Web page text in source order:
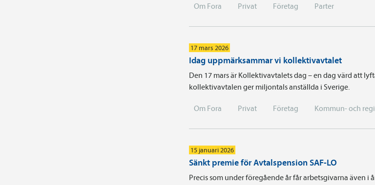
Om Fora Privat Företag Parter
17 mars 2026
Idag uppmärksammar vi kollektivavtalet
Den 17 mars är Kollektivavtalets dag – en dag värd att
kollektivavtalen ger miljontals anställda i Sverige.
Om Fora Privat Företag Kommun- och
15 januari 2026
Sänkt premie för Avtalspension SAF-LO
Precis som under föregående år får arbetsgivarna även i